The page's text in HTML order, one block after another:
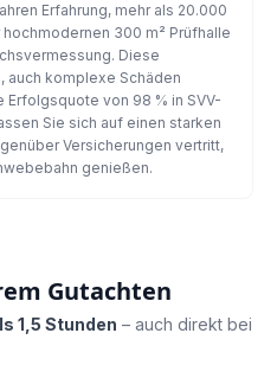
Erfahrung, mehr als 20.000
300 m² Prüfhalle
Diese
auch komplexe Schäden
Erfolgsquote von 98 % in SVV-
Sie sich auf einen starken
Versicherungen vertritt,
genießen.
Gutachten
1,5 Stunden – auch direkt bei